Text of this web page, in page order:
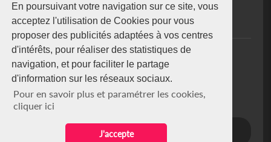
En poursuivant votre navigation sur ce site, vous
acceptez l'utilisation de Cookies pour vous
proposer des publicités adaptées à vos centres
d'intérêts, pour réaliser des statistiques de
navigation, et pour faciliter le partage
d'information sur les réseaux sociaux.
Pour en savoir plus et paramétrer les cookies,
cliquer ici
J'accepte
koaci@yahoo.fr
+225 07 08 85 52 93
NEWSLETTER
Restez connecté via notre newsletter
S'abonner
Se désabonner